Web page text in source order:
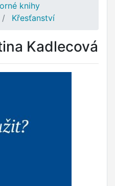
knihy
Křesťanství
Kadlecová